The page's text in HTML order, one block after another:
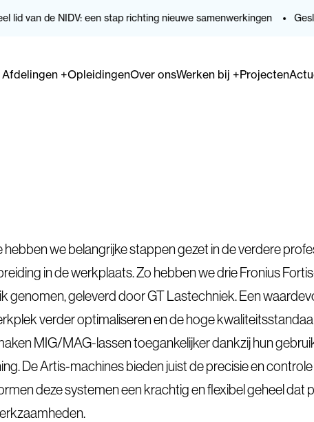
van de NIDV: een stap richting nieuwe samenwerkingen
Afdelingen+OpleidingenOver onsWerken bij +Projecten
we belangrijke stappen gezet in de verdere
in de werkplaats. Zo hebben we drie Fronius
genomen, geleverd doorGT Lastechniek. Een
verder optimaliseren en de hoge
MIG/MAG-lassen toegankelijker dankzij hun
De Artis-machines bieden juist de precisie en
deze systemen een krachtig en flexibel geheel dat